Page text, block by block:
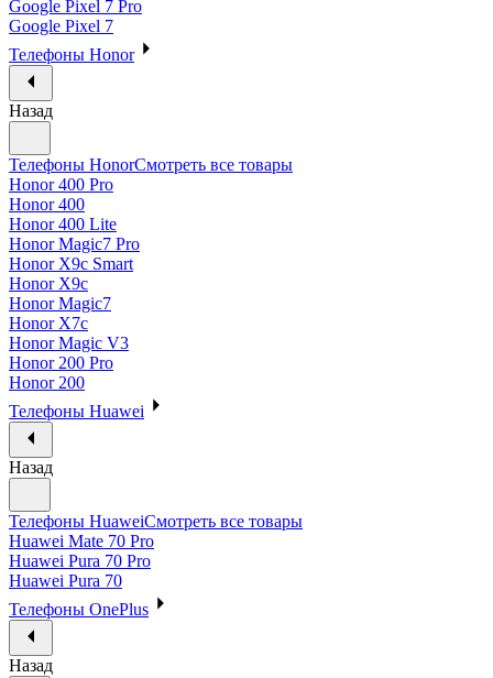
Google Pixel 7 Pro
Google Pixel 7
Телефоны Honor
Назад
Телефоны HonorСмотреть все товары
Honor 400 Pro
Honor 400
Honor 400 Lite
Honor Magic7 Pro
Honor X9c Smart
Honor X9c
Honor Magic7
Honor X7c
Honor Magic V3
Honor 200 Pro
Honor 200
Телефоны Huawei
Назад
Телефоны HuaweiСмотреть все товары
Huawei Mate 70 Pro
Huawei Pura 70 Pro
Huawei Pura 70
Телефоны OnePlus
Назад